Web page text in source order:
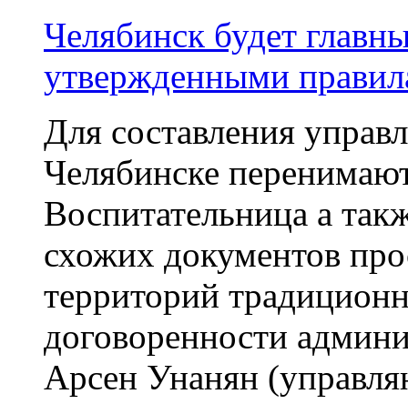
Челябинск будет
утвержденными
Для составления
Челябинске
Воспитательница а
схожих документов
территорий
договоренности
Арсен Унанян